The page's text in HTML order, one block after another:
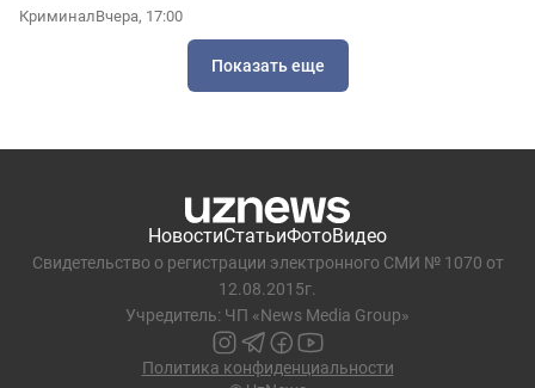
КриминалВчера, 17:00
Показать еще
НовостиСтатьиФотоВидео
Свидетельство о регистрации электронного СМИ № 1070 от
12.08.2015г.
Учредитель: ЧП «News Media Group»
Политика конфиденциальности